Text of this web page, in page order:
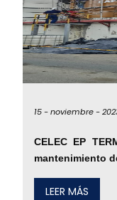
15 -noviembre -
CELEC EP
mantenimiento
LEER MÁS